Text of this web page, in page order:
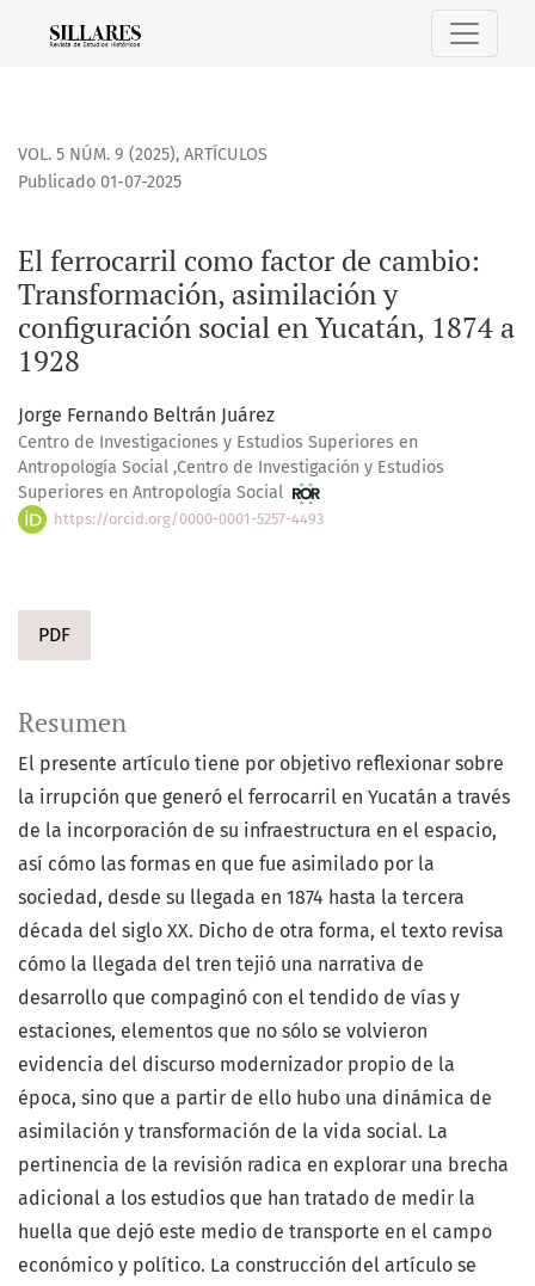
VOL. 5 NÚM. 9 (2025), ARTÍCULOS
El ferrocarril como factor de cambio:
Transformación, asimilación y
configuración social en Yucatán, 1874 a
1928
Publicado 01-07-2025
Jorge Fernando Beltrán Juárez
Centro de Investigaciones y Estudios Superiores en
Antropología Social ,Centro de Investigación y Estudios
Superiores en Antropología Social
https://orcid.org/0000-0001-5257-4493
PDF
Resumen
El presente artículo tiene por objetivo reflexionar sobre
la irrupción que generó el ferrocarril en Yucatán a través
de la incorporación de su infraestructura en el espacio,
así cómo las formas en que fue asimilado por la
sociedad, desde su llegada en 1874 hasta la tercera
década del siglo XX. Dicho de otra forma, el texto revisa
cómo la llegada del tren tejió una narrativa de
desarrollo que compaginó con el tendido de vías y
estaciones, elementos que no sólo se volvieron
evidencia del discurso modernizador propio de la
época, sino que a partir de ello hubo una dinámica de
asimilación y transformación de la vida social. La
pertinencia de la revisión radica en explorar una brecha
adicional a los estudios que han tratado de medir la
huella que dejó este medio de transporte en el campo
económico y político. La construcción del artículo se